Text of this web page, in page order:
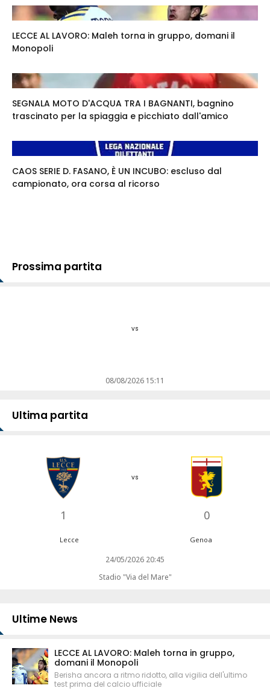
LECCE AL LAVORO: Maleh torna in gruppo, domani il
Monopoli
SEGNALA MOTO D'ACQUA TRA I BAGNANTI, bagnino
trascinato per la spiaggia e picchiato dall'amico
CAOS SERIE D. FASANO, È UN INCUBO: escluso dal
campionato, ora corsa al ricorso
Prossima partita
vs
08/08/2026 15:11
Ultima partita
1
vs
0
Lecce Genoa
24/05/2026 20:45
Stadio "Via del Mare"
Ultime News
LECCE AL LAVORO: Maleh torna in gruppo,
domani il Monopoli
Berisha ancora a ritmo ridotto, alla vigilia dell'ultimo
test prima del calcio ufficiale